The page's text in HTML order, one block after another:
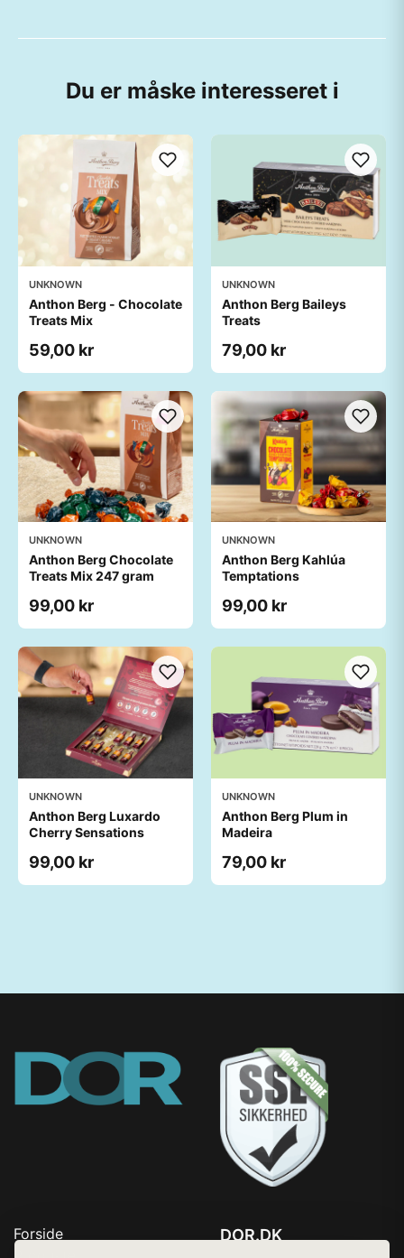
Du er måske interesseret i
UNKNOWN
Anthon Berg - Chocolate
Treats Mix
59,00 kr
UNKNOWN
Anthon Berg Baileys
Treats
79,00 kr
UNKNOWN
Anthon Berg Chocolate
Treats Mix 247 gram
99,00 kr
UNKNOWN
Anthon Berg Kahlúa
Temptations
99,00 kr
UNKNOWN
Anthon Berg Luxardo
Cherry Sensations
99,00 kr
UNKNOWN
Anthon Berg Plum in
Madeira
79,00 kr
Forside
DOR.DK